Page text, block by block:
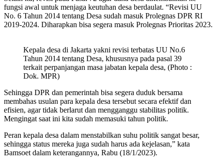
fungsi awal untuk menjaga keutuhan desa berdaulat. “Revisi UU
No. 6 Tahun 2014 tentang Desa sudah masuk Prolegnas DPR RI
2019-2024. Diharapkan bisa segera masuk Prolegnas Prioritas 2023.
Kepala desa di Jakarta yakni revisi terbatas UU No.6
Tahun 2014 tentang Desa, khususnya pada pasal 39
terkait perpanjangan masa jabatan kepala desa, (Photo :
Dok. MPR)
Sehingga DPR dan pemerintah bisa segera duduk bersama
membahas usulan para kepala desa tersebut secara efektif dan
efisien, agar tidak berlarut dan mengganggu stabilitas politik.
Mengingat saat ini kita sudah memasuki tahun politik.
Peran kepala desa dalam menstabilkan suhu politik sangat besar,
sehingga status mereka juga sudah harus ada kejelasan,” kata
Bamsoet dalam keterangannya, Rabu (18/1/2023).